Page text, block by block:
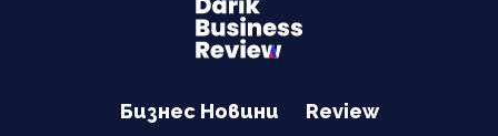
Бизнес Новини
Review